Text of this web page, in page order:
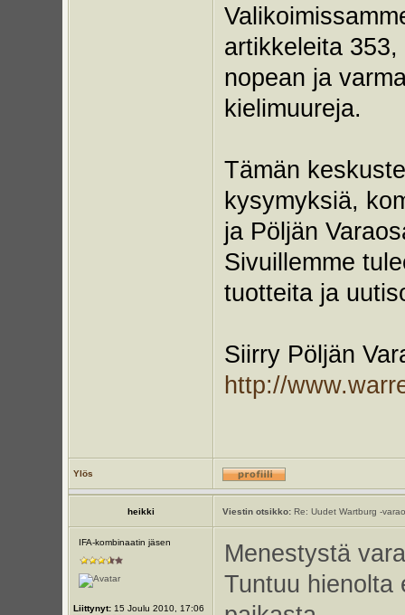
artikkeleita
nopean ja
kielimuureja.
Tämän
kysymyksiä,
ja Pöljän
Sivuillemme
tuotteita ja
Siirry Pöljän
http://
Ylös
heikki Viestin otsikko:Re: Uudet Wartburg -
IFA-kombinaatin jäsen
Liittynyt:15 Joulu 2010, 17:06
Menestystä
Tuntuu hienolta